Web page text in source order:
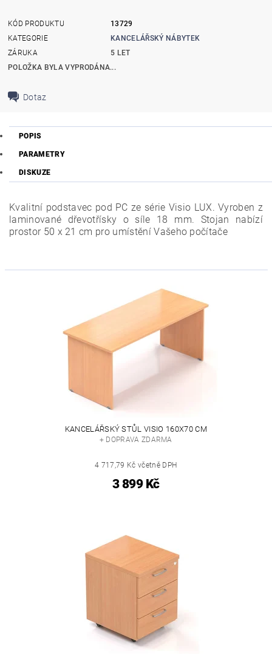
KÓD PRODUKTU
13729
KATEGORIE
KANCELÁŘSKÝ NÁBYTEK
ZÁRUKA
5 LET
POLOŽKA BYLA VYPRODÁNA...
Dotaz
POPIS
PARAMETRY
DISKUZE
Kvalitní podstavec pod PC ze série Visio LUX. Vyroben z
laminované dřevotřísky o síle 18 mm. Stojan nabízí
prostor 50 x 21 cm pro umístění Vašeho počítače
KANCELÁŘSKÝ STŮL VISIO 160X70 CM
+ DOPRAVA ZDARMA
4 717,79 Kč včetně DPH
3 899 Kč